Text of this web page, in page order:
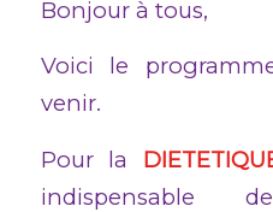
Bonjour à tous,
Voici le
venir.
Pour la
indispensable